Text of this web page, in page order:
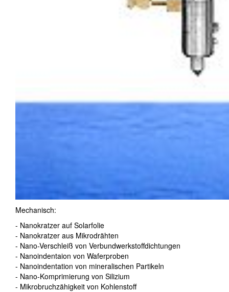
Mechanisch:
- Nanokratzer auf Solarfolie
- Nanokratzer aus Mikrodrähten
- Nano-Verschleiß von Verbundwerkstoffdichtungen
- Nanoindentaion von Waferproben
- Nanoindentation von mineralischen Partikeln
- Nano-Komprimierung von Silizium
- Mikrobruchzähigkeit von Kohlenstoff